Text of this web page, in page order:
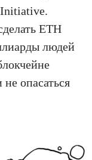
ETH
людей
опасаться